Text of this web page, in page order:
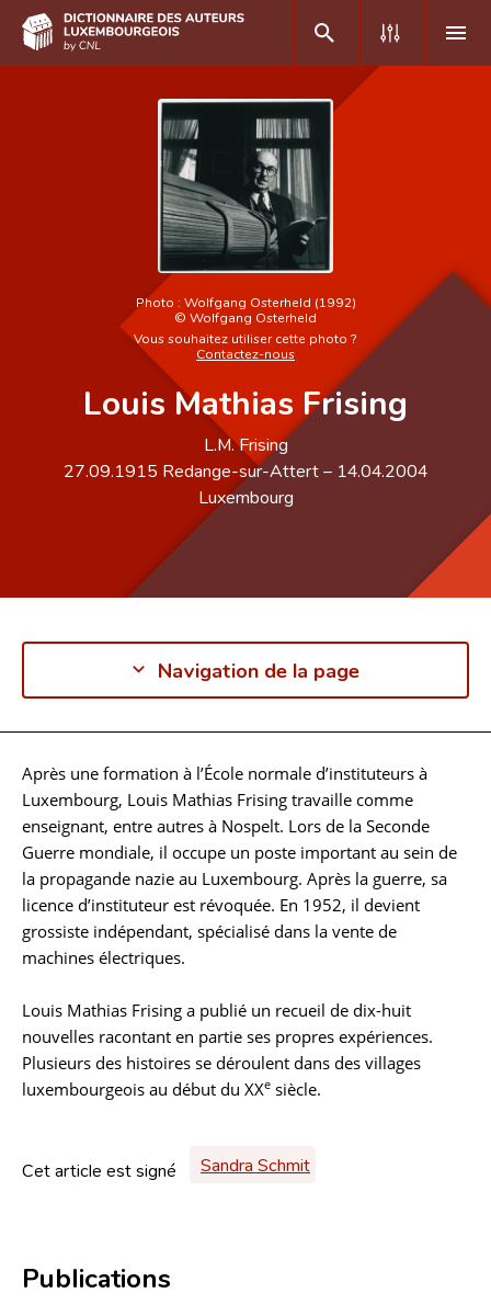
Recherche avancée
Foire aux questions
Contact
Photo : Wolfgang Osterheld (1992)
© Wolfgang Osterheld
Vous souhaitez utiliser cette photo ?
Contactez-nous
Louis Mathias Frising
L.M. Frising
27.09.1915 Redange-sur-Attert– 14.04.2004
Luxembourg
Navigation de la page
Biographie
Après une formation à l’École normale d’instituteurs à
Luxembourg, Louis Mathias Frising travaille comme
enseignant, entre autres à Nospelt. Lors de la Seconde
Guerre mondiale, il occupe un poste important au sein de
la propagande nazie au Luxembourg. Après la guerre, sa
licence d’instituteur est révoquée. En 1952, il devient
grossiste indépendant, spécialisé dans la vente de
machines électriques.
Louis Mathias Frising a publié un recueil de dix-huit
nouvelles racontant en partie ses propres expériences.
Plusieurs des histoires se déroulent dans des villages
luxembourgeois au début du XXe siècle.
Cet article est signé Sandra Schmit
Publications